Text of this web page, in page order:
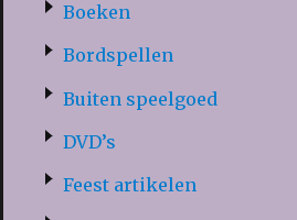
Boeken
Bordspellen
Buiten speelgoed
DVD’s
Feest artikelen